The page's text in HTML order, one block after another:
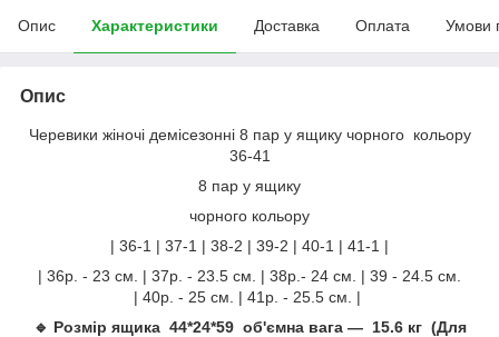
Опис Характеристики Доставка Оплата Умови
Опис
Черевики жіночі демісезонні 8 пар у ящику чорного кольору
36-41
8 пар у ящику
чорного кольору
| 36-1 | 37-1 | 38-2 | 39-2 | 40-1 | 41-1 |
| 36р. - 23 см. | 37р. - 23.5 см. | 38р.- 24 см. | 39 - 24.5 см.
| 40р. - 25 см. | 41р. - 25.5 см. |
🔹 Розмір ящика 44*24*59 об'ємна вага — 15.6 кг (Для